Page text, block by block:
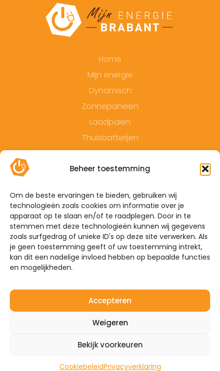
Beheer toestemming
Om de beste ervaringen te bieden, gebruiken wij
technologieën zoals cookies om informatie over je
apparaat op te slaan en/of te raadplegen. Door in te
stemmen met deze technologieën kunnen wij gegevens
zoals surfgedrag of unieke ID's op deze site verwerken. Als
je geen toestemming geeft of uw toestemming intrekt,
kan dit een nadelige invloed hebben op bepaalde functies
en mogelijkheden.
Accepteren
Weigeren
Bekijk voorkeuren
CookiebeleidPrivacyverklaring
Home
Mijn energie
Dynamisch
Zonnepanelen
Laadpalen
Thuisbatterijen
Contact
Algemene voorwaarden
Privacyverklaring
Sitemap
De Hoefkens 1 5707 AZ Helmond
Westelijke Havendijk 17E 4703 RA Roosendaal
0492-350309
info@mijnenergiebrabant.nl
©2026 – Mijn Energie Brabant
Website door:Quinn